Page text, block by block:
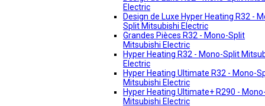
Electric
Design de Luxe Hyper Heating R32 -
Split Mitsubishi Electric
Grandes Pièces R32 - Mono-Split
Mitsubishi Electric
Hyper Heating R32 - Mono-Split
Electric
Hyper Heating Ultimate R32 - Mono-
Mitsubishi Electric
Hyper Heating Ultimate+ R290 -
Mitsubishi Electric